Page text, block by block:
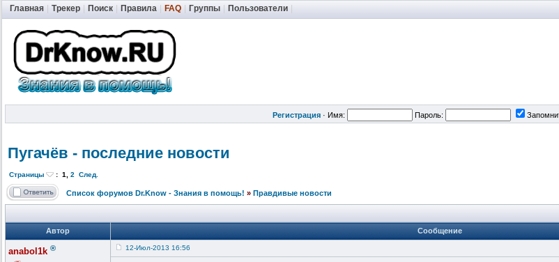
Главная Трекер Поиск Правила FAQ Группы Пользователи
Регистрация · Имя: Пароль:
Пугачёв - последние новости
Страницы : 1, 2 След.
Список форумов Dr.Know - Знания в помощь! » Правдивые новости
Автор Сообщение
anabol1k ® 12-Июл-2013 16:56